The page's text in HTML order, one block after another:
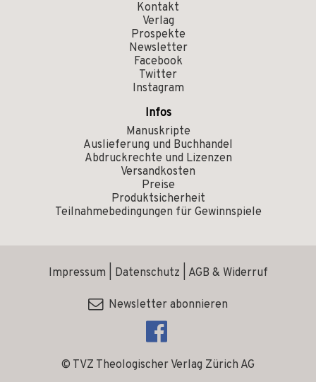
Kontakt
Verlag
Prospekte
Newsletter
Facebook
Twitter
Instagram
Infos
Manuskripte
Auslieferung und Buchhandel
Abdruckrechte und Lizenzen
Versandkosten
Preise
Produktsicherheit
Teilnahmebedingungen für Gewinnspiele
© TVZ Theologischer Verlag Zürich AG
Impressum Datenschutz AGB & Widerruf
Newsletter abonnieren